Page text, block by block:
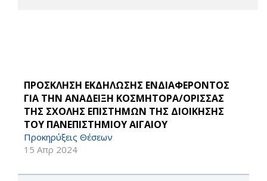
ΠΡΟΣΚΛΗΣΗ ΕΚΔΗΛΩΣΗΣ ΕΝΔΙΑΦΕΡΟΝΤΟΣ
ΓΙΑ ΤΗΝ ΑΝΑΔΕΙΞΗ ΚΟΣΜΗΤΟΡΑ/ΟΡΙΣΣΑΣ
ΤΗΣ ΣΧΟΛΗΣ ΕΠΙΣΤΗΜΩΝ ΤΗΣ ΔΙΟΙΚΗΣΗΣ
ΤΟΥ ΠΑΝΕΠΙΣΤΗΜΙΟΥ ΑΙΓΑΙΟΥ
Προκηρύξεις Θέσεων
15 Απρ 2024